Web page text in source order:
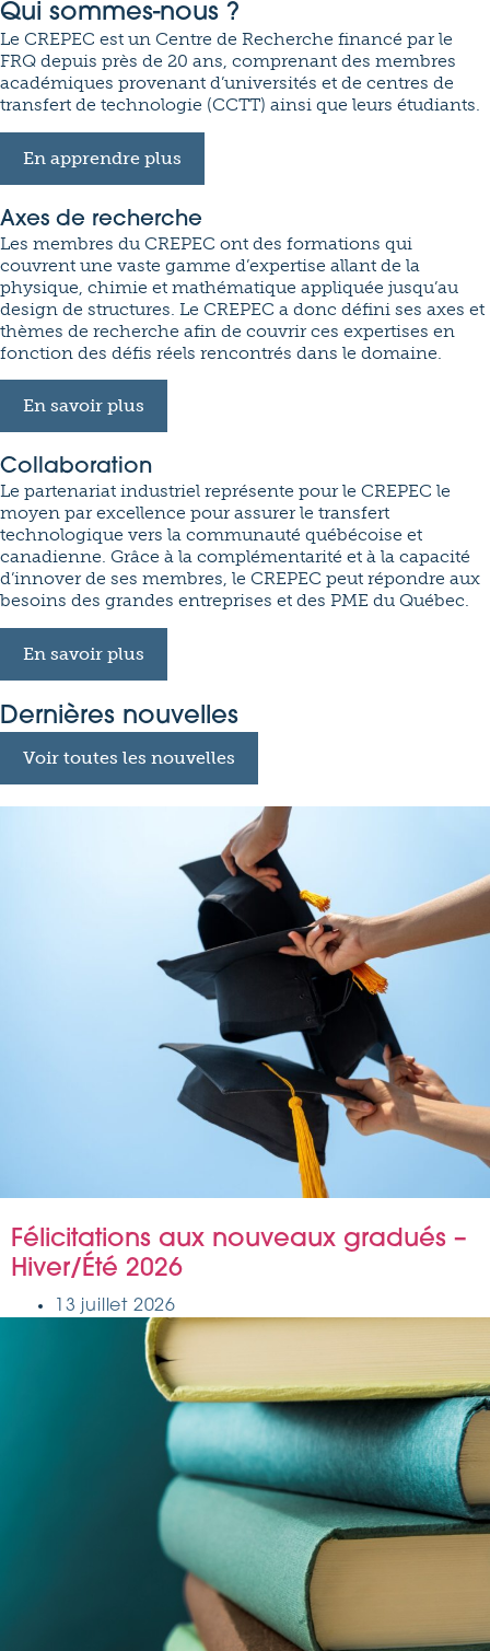
Qui sommes-nous ?
Le CREPEC est un Centre de Recherche financé par le
FRQ depuis près de 20 ans, comprenant des membres
académiques provenant d’universités et de centres de
transfert de technologie (CCTT) ainsi que leurs étudiants.
En apprendre plus
Axes de recherche
Les membres du CREPEC ont des formations qui
couvrent une vaste gamme d’expertise allant de la
physique, chimie et mathématique appliquée jusqu’au
design de structures. Le CREPEC a donc défini ses axes et
thèmes de recherche afin de couvrir ces expertises en
fonction des défis réels rencontrés dans le domaine.
En savoir plus
Collaboration
Le partenariat industriel représente pour le CREPEC le
moyen par excellence pour assurer le transfert
technologique vers la communauté québécoise et
canadienne. Grâce à la complémentarité et à la capacité
d’innover de ses membres, le CREPEC peut répondre aux
besoins des grandes entreprises et des PME du Québec.
En savoir plus
Dernières nouvelles
Voir toutes les nouvelles
Félicitations aux nouveaux gradués –
Hiver/Été 2026
13 juillet 2026